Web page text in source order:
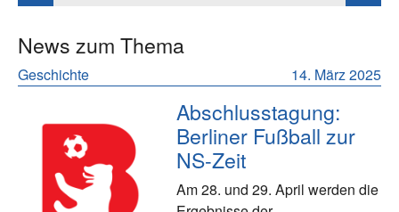
News zum Thema
14. März 2025
Geschichte
Abschlusstagung:
Berliner Fußball zur
NS-Zeit
Am 28. und 29. April werden die